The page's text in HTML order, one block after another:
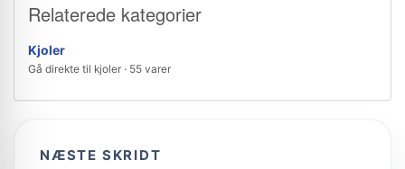
Relaterede kategorier
Kjoler
Gå direkte til kjoler · 55 varer
NÆSTE SKRIDT